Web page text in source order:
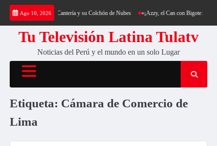
Saltar
contenido
Ago 10, 2026
Trekking al Cerro Cantería y su Colchón de Nubes «¡Azzy, el Can con Bigote: La
Tu Televisión Latina Tulatv
Noticias del Perú y el mundo en un solo Lugar
Etiqueta: Cámara de Comercio de
Lima